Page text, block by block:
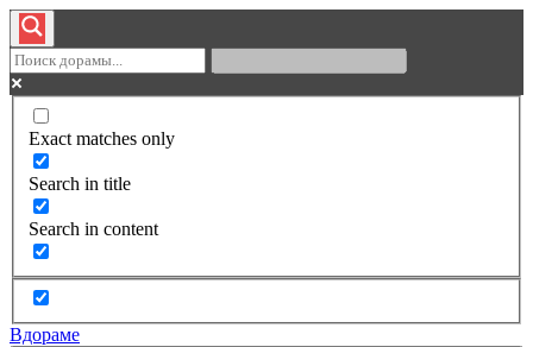
Exact matches only
Search in title
Search in content
Вдораме